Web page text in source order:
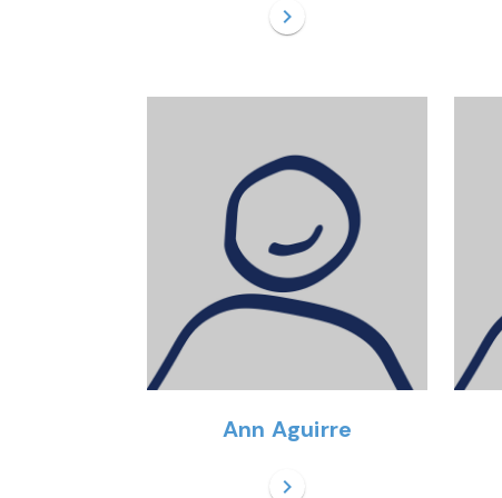
chevron_right
Ann Aguirre
chevron_right